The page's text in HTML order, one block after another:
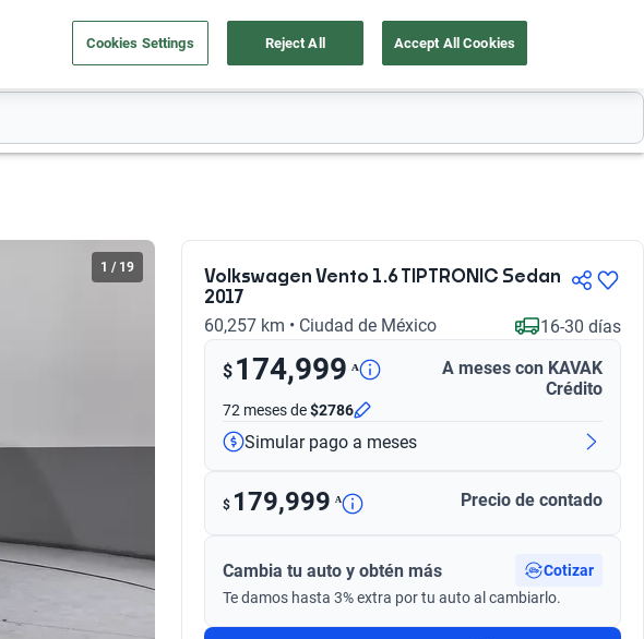
Vende tu auto Cuida tu auto Nosotros Ubicación
Volkswagen Vento 1.6 TIPTRONIC Sedan
2017
60,257 km • Ciudad de México 16-30 días
A meses con KAVAK
Crédito
$ 174,999 ᴬ
72 mesesde$2786
Simular pago a meses
Precio de contado
$ 179,999 ᴬ
Cambia tu auto y obtén más
Cotizar
Te damos hasta 3% extra por tu auto al cambiarlo.
1 / 19
Cookies Settings Reject All Accept All Cookies